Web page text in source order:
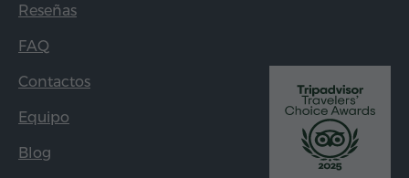
Reseñas
FAQ
Contactos
Equipo
Blog